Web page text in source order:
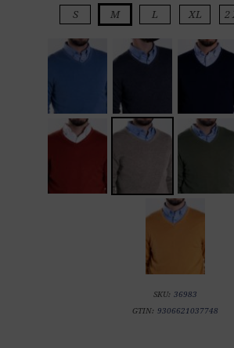
S M L XL 2
SKU: 36983
GTIN: 9306621037748